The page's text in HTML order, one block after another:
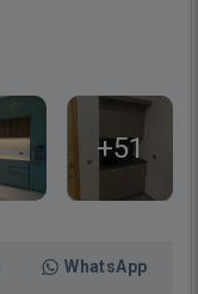
+51
WhatsApp